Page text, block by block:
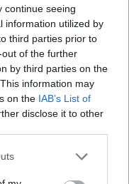
continue seeing
information utilized by
third parties prior to
of the further
by third parties on the
information may
on the IAB’s List of
disclose it to other
one or more Google
erősít a